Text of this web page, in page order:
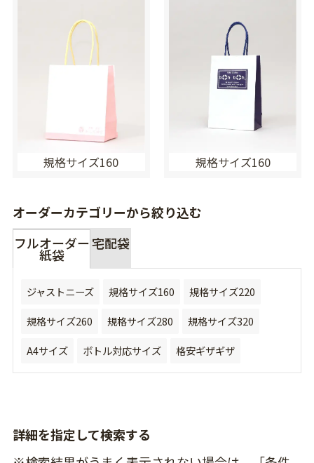
規格サイズ160 規格サイズ160
オーダーカテゴリーから絞り込む
フルオーダー
紙袋
宅配袋
ジャストニーズ 規格サイズ160
規格サイズ220
規格サイズ260
規格サイズ280
規格サイズ320
A4サイズ
ボトル対応サイズ 格安ギザギザ
詳細を指定して検索する